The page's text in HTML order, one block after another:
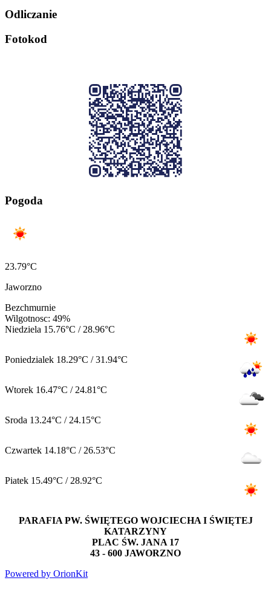
Odliczanie
Fotokod
Pogoda
23.79°C
Jaworzno
Bezchmurnie
Wilgotnosc: 49%
Niedziela 15.76°C / 28.96°C
Poniedzialek 18.29°C / 31.94°C
Wtorek 16.47°C / 24.81°C
Sroda 13.24°C / 24.15°C
Czwartek 14.18°C / 26.53°C
Piatek 15.49°C / 28.92°C
PARAFIA PW. ŚWIĘTEGO WOJCIECHA I ŚWIĘTEJ
KATARZYNY
PLAC ŚW. JANA 17
43 - 600 JAWORZNO
Powered by OrionKit